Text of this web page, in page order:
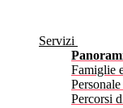
Servizi
Famiglie
Percorsi